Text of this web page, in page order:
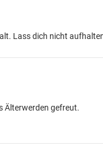
Lass dich nicht
Älterwerden gefreut.